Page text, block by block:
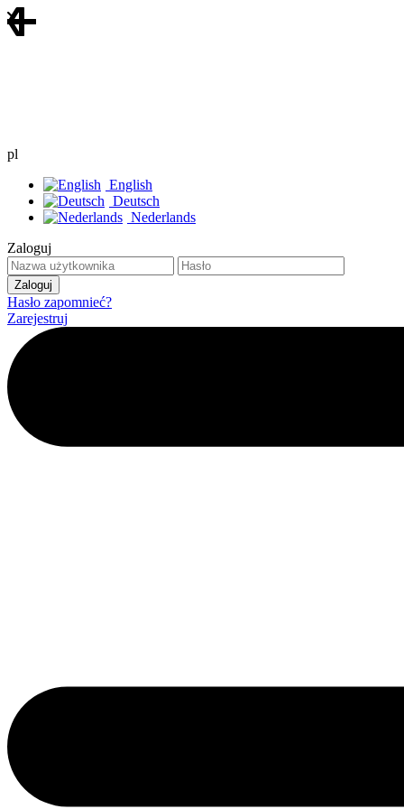
pl
English
Deutsch
Nederlands
Zaloguj
Hasło zapomnieć?
Zarejestruj